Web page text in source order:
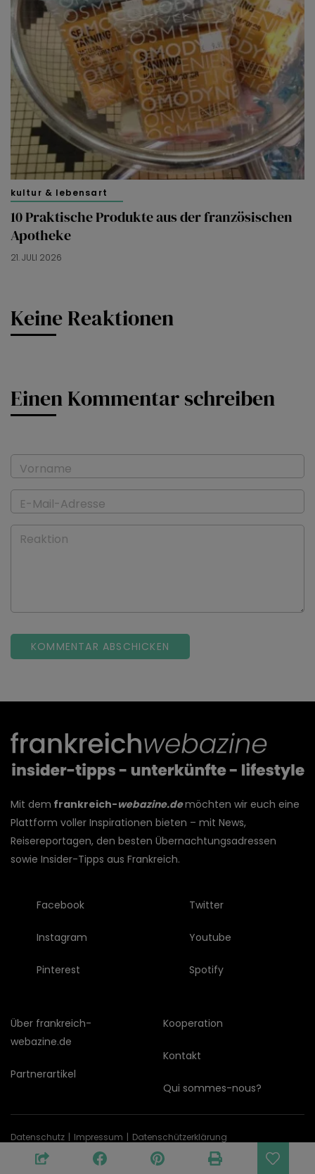
kultur & lebensart
10 Praktische Produkte aus der französischen
Apotheke
21. JULI 2026
Keine Reaktionen
Einen Kommentar schreiben
Vorname
E-Mail-Adresse
Reaktion
Mit dem frankreich-webazine.demöchten wir euch eine
Plattform voller Inspirationen bieten – mit News,
Reisereportagen, den besten Übernachtungsadressen
sowie Insider-Tipps aus Frankreich.
Facebook
Instagram
Pinterest
Twitter
Youtube
Spotify
Über frankreich-
webazine.de
Partnerartikel
Kooperation
Kontakt
Qui sommes-nous?
© Copyright © 2026 frankreich-webazine.de
Datenschutz Impressum Datenschützerklärung